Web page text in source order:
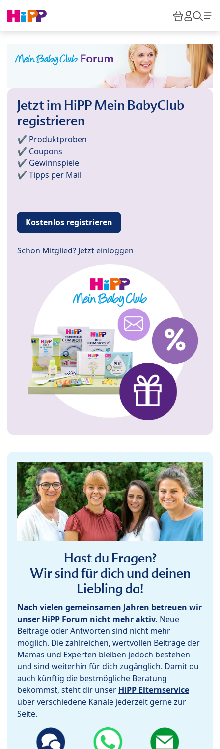
HiPP
Jetzt im HiPP Mein BabyClub
registrieren
✔️ Produktproben
✔️ Coupons
✔️ Gewinnspiele
✔️ Tipps per Mail
Kostenlos registrieren
Schon Mitglied? Jetzt einloggen
Hast du Fragen?
Wir sind für dich und deinen
Liebling da!
Nach vielen gemeinsamen Jahren betreuen wir
unser HiPP Forum nicht mehr aktiv. Neue
Beiträge oder Antworten sind nicht mehr
möglich. Die zahlreichen, wertvollen Beiträge der
Mamas und Experten bleiben jedoch bestehen
und sind weiterhin für dich zugänglich. Damit du
auch künftig die bestmögliche Beratung
bekommst, steht dir unser HiPP Elternservice
über verschiedene Kanäle jederzeit gerne zur
Seite.